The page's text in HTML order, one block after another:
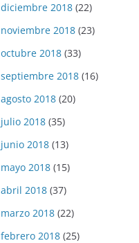
diciembre 2018 (22)
noviembre 2018 (23)
octubre 2018 (33)
septiembre 2018 (16)
agosto 2018 (20)
julio 2018 (35)
junio 2018 (13)
mayo 2018 (15)
abril 2018 (37)
marzo 2018 (22)
febrero 2018 (25)